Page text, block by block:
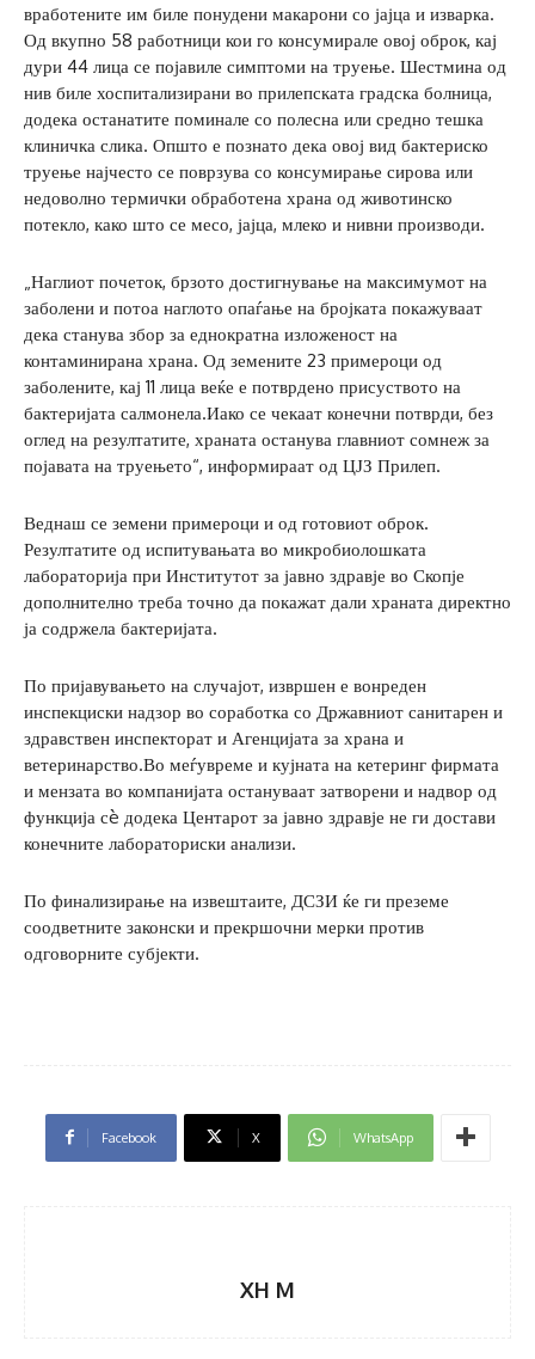
вработените им биле понудени макарони со јајца и изварка.
Од вкупно 58 работници кои го консумирале овој оброк, кај
дури 44 лица се појавиле симптоми на труење. Шестмина од
нив биле хоспитализирани во прилепската градска болница,
додека останатите поминале со полесна или средно тешка
клиничка слика. Општо е познато дека овој вид бактериско
труење најчесто се поврзува со консумирање сирова или
недоволно термички обработена храна од животинско
потекло, како што се месо, јајца, млеко и нивни производи.
​„Наглиот почеток, брзото достигнување на максимумот на
заболени и потоа наглото опаѓање на бројката покажуваат
дека станува збор за еднократна изложеност на
контаминирана храна. Од земените 23 примероци од
заболените, кај 11 лица веќе е потврдено присуството на
бактеријата салмонела.Иако се чекаат конечни потврди, без
оглед на резултатите, храната останува главниот сомнеж за
појавата на труењето“, информираат од ЦЈЗ Прилеп.
​Веднаш се земени примероци и од готовиот оброк.
Резултатите од испитувањата во микробиолошката
лабораторија при Институтот за јавно здравје во Скопје
дополнително треба точно да покажат дали храната директно
ја содржела бактеријата.
​По пријавувањето на случајот, извршен е вонреден
инспекциски надзор во соработка со Државниот санитарен и
здравствен инспекторат и Агенцијата за храна и
ветеринарство.Во меѓувреме и кујната на кетеринг фирмата
и мензата во компанијата остануваат затворени и надвор од
функција сè додека Центарот за јавно здравје не ги достави
конечните лабораториски анализи.
По финализирање на извештаите, ДСЗИ ќе ги преземе
соодветните законски и прекршочни мерки против
одговорните субјекти.
Facebook X WhatsApp
XH M